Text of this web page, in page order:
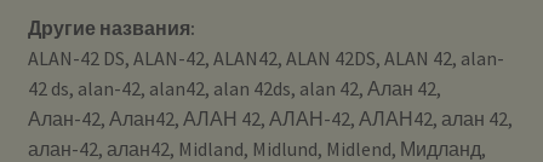
Другие названия:
ALAN-42 DS, ALAN-42, ALAN42, ALAN 42DS, ALAN 42, alan-
42 ds, alan-42, alan42, alan 42ds, alan 42, Алан 42,
Алан-42, Алан42, АЛАН 42, АЛАН-42, АЛАН42, алан 42,
алан-42, алан42, Midland, Midlund, Midlend, Мидланд,